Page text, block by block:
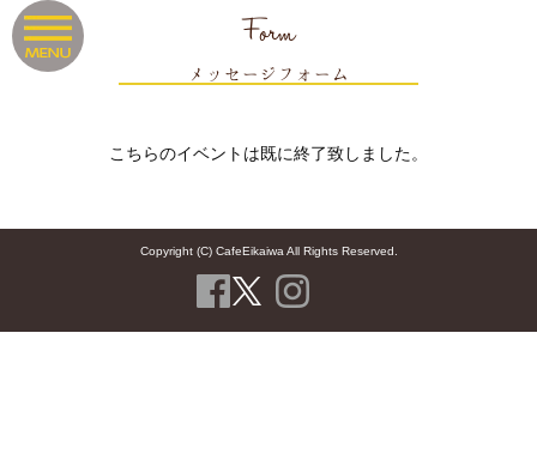
Form
メッセージフォーム
こちらのイベントは既に終了致しました。
Copyright (C) CafeEikaiwa All Rights Reserved.